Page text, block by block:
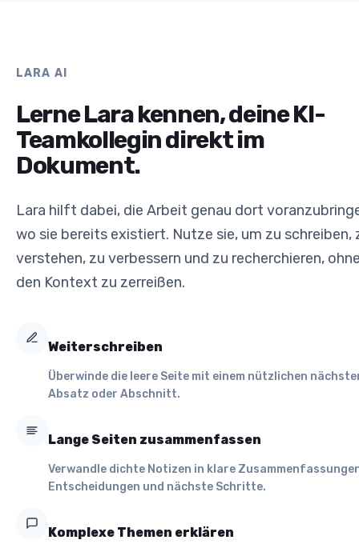
LARA AI
Lerne Lara kennen, deine KI-
Teamkollegin direkt im
Dokument.
Lara hilft dabei, die Arbeit genau dort
wo sie bereits existiert. Nutze sie, um zu schreiben,
verstehen, zu verbessern und zu recherchieren,
den Kontext zu zerreißen.
Weiterschreiben
Überwinde die leere Seite mit einem nützlichen
Absatz oder Abschnitt.
Lange Seiten zusammenfassen
Verwandle dichte Notizen in klare
Entscheidungen und nächste Schritte.
Komplexe Themen erklären